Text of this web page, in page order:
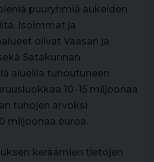
puuryhmiä aukeiden
Isoimmat ja
olivat Vaasan ja
Satakunnan
alueilla tuhoutuneen
10–15 miljoonaa
tuhojen arvoksi
miljoonaa euroa.
keräämien tietojen